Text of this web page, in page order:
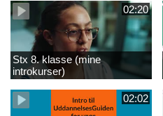
02:20
Stx 8. klasse (mine
introkurser)
02:02